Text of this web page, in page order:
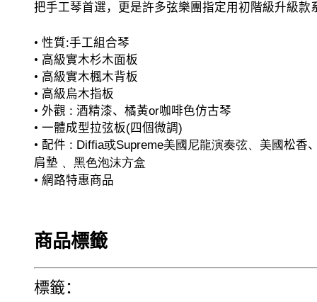
把手工琴首選，更是許多弦樂團指定用初階級升級
• 性質:手工組合琴
• 高級實木杉木面板
• 高級實木楓木背板
• 高級烏木指板
• 外觀 : 酒精漆、橘黃or咖啡色仿古琴
• 一體成型拉弦板(四個微調)
• 配件 : Diffia或Supreme美國尼龍演奏弦、美國松香
肩墊 、黑色泡沫方盒
• 網路特惠商品
商品標籤
標籤：